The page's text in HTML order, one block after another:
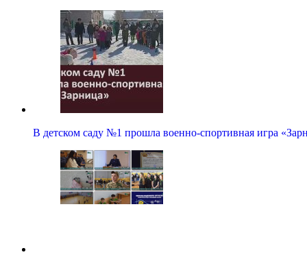
В детском саду №1 прошла военно-спортивная игра